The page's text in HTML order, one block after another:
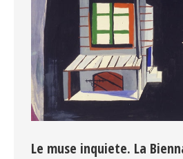
Le muse inquiete. La